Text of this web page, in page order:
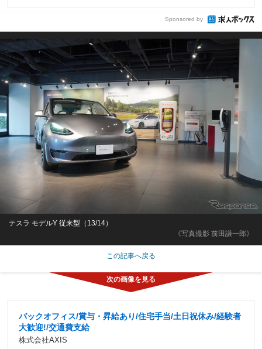
Sponsored by
《写真撮影 前田謙一郎》
テスラ モデルY 従来型（13/14）
この記事へ戻る
バックオフィス/賞与・昇給あり/住宅手当/土日祝休み/経験者
大歓迎!/交通費支給
株式会社AXIS